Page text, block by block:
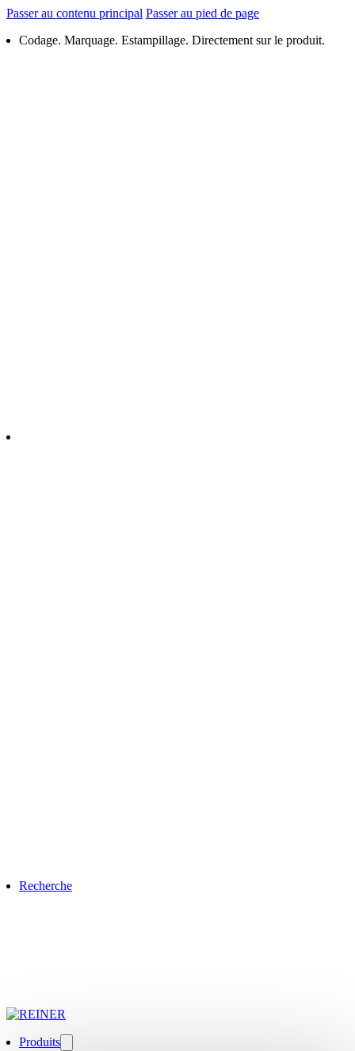
Passer au contenu principal Passer au pied de page
Codage. Marquage. Estampillage. Directement sur le produit.
Recherche
Produits